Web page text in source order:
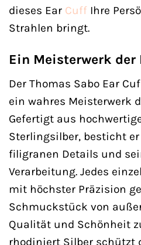
dieses Ear Cuff Ihre
Strahlen bringt.
Ein Meisterwerk
Der Thomas Sabo Ear
ein wahres Meisterwerk
Gefertigt aus
Sterlingsilber, besticht
filigranen Details und
Verarbeitung. Jedes
mit höchster Präzision
Schmuckstück von
Qualität und Schönheit
rhodiniert Silber schützt